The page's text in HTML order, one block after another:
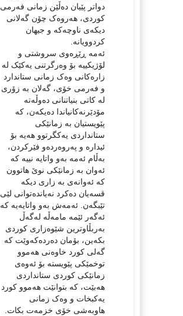
دواتر پێیان دەڵێن زمانی فەرمی
کوردی، هەروەک چۆن گەلانی
دیکەی ناوچەکە و جیهان
کردوویانە.
ئەمە ڕێڕەوی سروشتی و
لۆژیکییە بۆ وەرگرتنی یەکێک لە
زارەکانی وەک زمانی ستاندارد
و فەرمی خۆی، گەلان بە زۆری
لە کاتی بنیاتنانی دەوڵەتە
مۆدێرنەکانیاندا دەیکەن، کە
پێویستیان بە زمانێکی
ستانداردی یەکگرتوو هەیە بۆ
ئیدارە و پەروەردەو فێرکردن،
بەڵام ئەمە بەو واتایە نییە کە
ئەوان بە زمانێکی نوێ هاتوون
کە ئەوانەی بە زاری دیکە
قسەیان دەکرد نەیاندەتوانی لێی
تێبگەن. ئەمەش بەو واتایەیە کە
ئەگەر ئێمە مامەڵە لەگەڵ
بەربڵاوترین شێوەزاری کوردی
بکەین، بۆمان دەردەکەوێت کە
گەلی کورد خاوەنی هەموو
توخمێکی پێویستە بۆ ئەوەی
زمانێکی کوردی ستانداردی
هەبێت، کە بتوانێت هەموو کورد
یەکبخات و وەک زمانی
هاوبەشی خۆی خزمەت بکات.